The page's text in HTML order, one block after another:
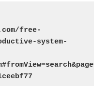
free-
system-